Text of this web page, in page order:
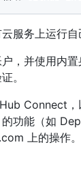
服务上运行自
，并使用内
。
Connect，
功能（如
上的操作。